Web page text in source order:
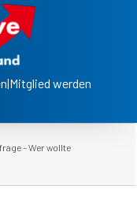
|Mitglied werden
– Wer wollte